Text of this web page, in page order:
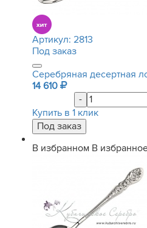
Артикул: 2813
Под заказ
Серебряная десертная
14 610
-
Купить в 1 клик
В избранном В